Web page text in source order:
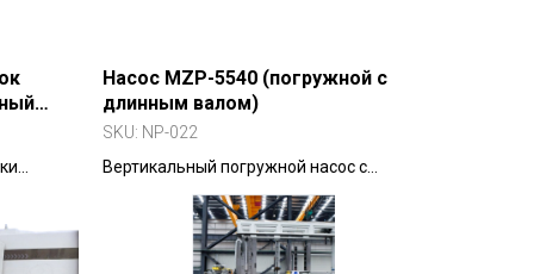
Насос MZP-5540 (погружной с
длинным валом)
SKU: NP-022
Вертикальный погружной насос с
длинным валом по стандарту GB/T
5656-2008 и частично API 610.